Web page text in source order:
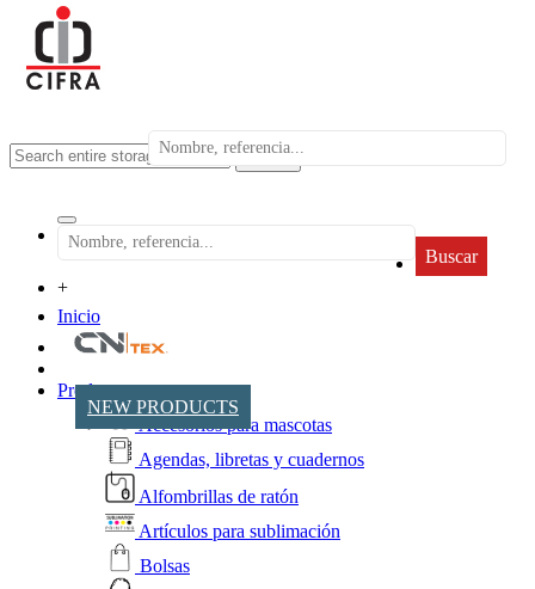
search
Buscar
+
Inicio
NEW PRODUCTS
Productos
Accesorios para mascotas
Agendas, libretas y cuadernos
Alfombrillas de ratón
Artículos para sublimación
Bolsas